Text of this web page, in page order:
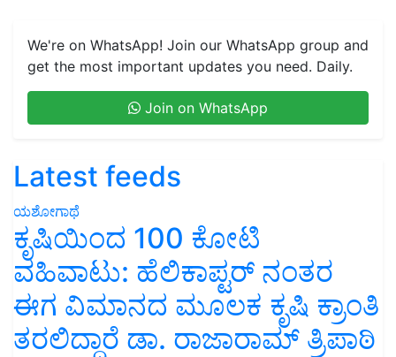
We're on WhatsApp! Join our WhatsApp group and
get the most important updates you need. Daily.
Join on WhatsApp
Latest feeds
ಯಶೋಗಾಥೆ
ಕೃಷಿಯಿಂದ 100 ಕೋಟಿ
ವಹಿವಾಟು: ಹೆಲಿಕಾಪ್ಟರ್ ನಂತರ
ಈಗ ವಿಮಾನದ ಮೂಲಕ ಕೃಷಿ ಕ್ರಾಂತಿ
ತರಲಿದ್ದಾರೆ ಡಾ. ರಾಜಾರಾಮ್ ತ್ರಿಪಾಠಿ